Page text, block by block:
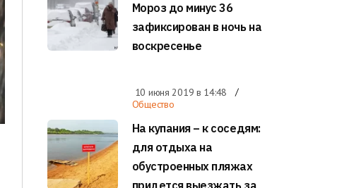
Мороз до минус 36
зафиксирован в ночь на
воскресенье
10 июня 2019 в 14:48
Общество
На купания – к соседям:
для отдыха на
обустроенных пляжах
придется выезжать за